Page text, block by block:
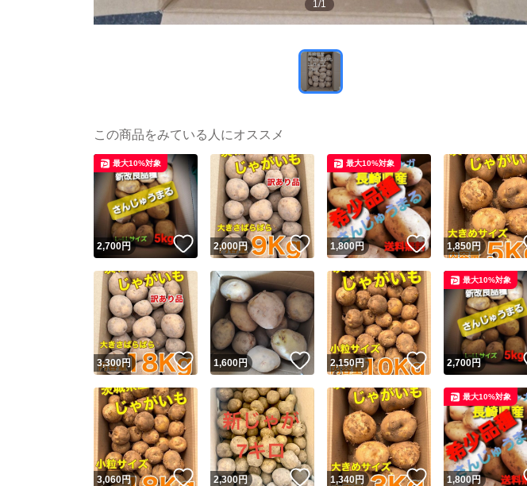
1/1
この商品をみている人にオススメ
2,700円 いいね！
最大10%対象
2,000円 いいね！
1,800円 いいね！
最大10%対象
1,850円
3,300円 いいね！
1,600円 いいね！
2,150円 いいね！
2,700円
最大10%対象
3,060円 いいね！
2,300円 いいね！
1,340円 いいね！
1,800円
最大10%対象